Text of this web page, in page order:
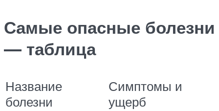
Самые опасные болезни
— таблица
Название
болезни
Симптомы и
ущерб